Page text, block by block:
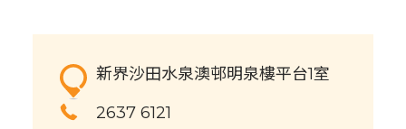
新界沙田水泉澳邨明泉樓平台1室
2637 6121